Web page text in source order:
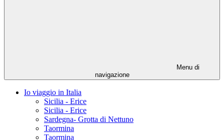
Menu di
navigazione
Io viaggio in Italia
Sicilia - Erice
Sicilia - Erice
Sardegna- Grotta di Nettuno
Taormina
Taormina